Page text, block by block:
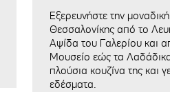
Εξερευνήστε την
Θεσσαλονίκης από το
Αψίδα του Γαλερίου και
Μουσείο εώς τα
πλούσια κουζίνα της και
εδέσματα.